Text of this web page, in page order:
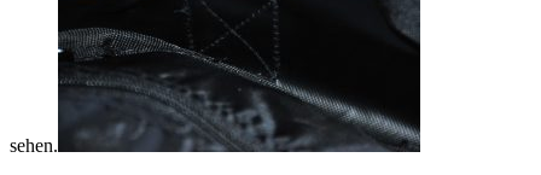
sehen.